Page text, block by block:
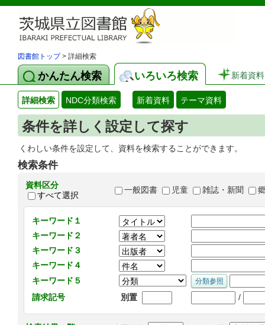
図書館トップ> 詳細検索
かんたん検索 いろいろ検索 新着資料
詳細検索 NDC分類検索 新着資料 テーマ資料
条件を詳しく設定して探す
くわしい条件を設定して、資料を検索することができます。
検索条件
資料区分
すべて選択
一般図書 児童 雑誌・新聞
キーワード１
キーワード２
キーワード３
キーワード４
キーワード５
請求記号
別置 /